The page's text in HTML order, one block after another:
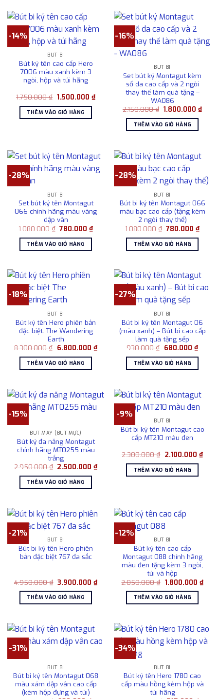
-14%
BÚT BI
Bút ký tên cao cấp Hero
7006 màu xanh kèm 3
ngòi, hộp và túi hãng
1.750.000₫ Giá
là:
1.750.000 ₫.
1.500.000₫Giá
1.500.000 ₫.
THÊM VÀO GIỎ HÀNG
-16%
BÚT BI
Set bút ký Montagut kèm
sổ da cao cấp và 2 ngòi
thay thế làm quà tặng –
WA086
2.150.000₫ Giá
là:
2.150.000 ₫.
1.800.000₫Giá
THÊM VÀO GIỎ HÀNG
-28%
BÚT BI
Set bút ký tên Montagut
066 chính hãng màu vàng
dập vân
1.080.000₫ Giá
là:
1.080.000 ₫.
780.000₫Giá
hiện
780.000 ₫.
THÊM VÀO GIỎ HÀNG
-28%
BÚT BI
Bút bi ký tên Montagut 066
màu bạc cao cấp (tặng kèm
2 ngòi thay thế)
1.080.000₫ Giá
là:
1.080.000 ₫.
780.000₫Giá
hiện
THÊM VÀO GIỎ HÀNG
-18%
BÚT BI
Bút ký tên Hero phiên bản
đặc biệt: The Wandering
Earth
8.300.000₫ Giá
là:
8.300.000 ₫.
6.800.000 ₫Giá
hiện
6.800.000 ₫.
THÊM VÀO GIỎ HÀNG
-27%
BÚT BI
Bút bi ký tên Montagut 06
(màu xanh) – Bút bi cao cấp
làm quà tặng sếp
930.000₫ Giá
là:
930.000 ₫.
680.000 ₫Giá
hiện
tại
THÊM VÀO GIỎ HÀNG
-15%
BÚT MÁY (BÚT MỰC)
Bút ký đa năng Montagut
chính hãng MT0255 màu
trắng
2.950.000₫ Giá
là:
2.950.000 ₫.
2.500.000₫Giá
hiện
THÊM VÀO GIỎ HÀNG
-9%
BÚT BI
Bút bi ký tên Montagut cao
cấp MT210 màu đen
2.300.000₫ Giá
là:
2.300.000 ₫.
2.100.000 ₫Giá
hiện
THÊM VÀO GIỎ HÀNG
-21%
BÚT BI
Bút bi ký tên Hero phiên
bản đặc biệt 767 đa sắc
4.950.000₫ Giá
là:
4.950.000 ₫.
3.900.000 ₫Giá
hiện
3.900.000 ₫.
THÊM VÀO GIỎ HÀNG
-12%
BÚT BI
Bút ký tên cao cấp
Montagut 088 chính hãng
màu đen tặng kèm 3 ngòi,
túi và hộp
2.050.000₫ Giá
là:
2.050.000 ₫.
1.800.000 ₫Giá
hiện
THÊM VÀO GIỎ HÀNG
-31%
BÚT BI
Bút bi ký tên Montagut 068
màu xám dập vân cao cấp
(kèm hộp đựng và túi)
-34%
BÚT BI
Bút ký tên Hero 1780 cao
cấp màu hồng kèm hộp và
túi hãng